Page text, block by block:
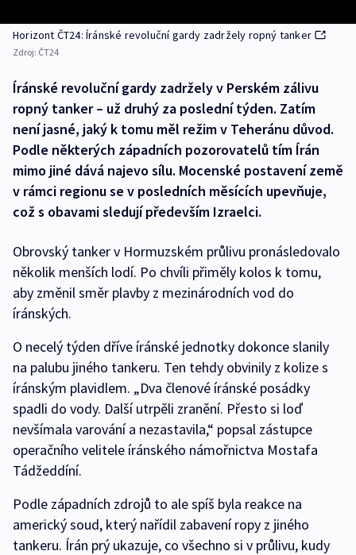
Horizont ČT24: Íránské revoluční gardy zadržely ropný tanker
Zdroj: ČT24
Íránské revoluční gardy zadržely v Perském zálivu
ropný tanker – už druhý za poslední týden. Zatím
není jasné, jaký k tomu měl režim v Teheránu důvod.
Podle některých západních pozorovatelů tím Írán
mimo jiné dává najevo sílu. Mocenské postavení země
v rámci regionu se v posledních měsících upevňuje,
což s obavami sledují především Izraelci.
Obrovský tanker v Hormuzském průlivu pronásledovalo
několik menších lodí. Po chvíli přiměly kolos k tomu,
aby změnil směr plavby z mezinárodních vod do
íránských.
O necelý týden dříve íránské jednotky dokonce slanily
na palubu jiného tankeru. Ten tehdy obvinily z kolize s
íránským plavidlem. „Dva členové íránské posádky
spadli do vody. Další utrpěli zranění. Přesto si loď
nevšímala varování a nezastavila,“ popsal zástupce
operačního velitele íránského námořnictva Mostafa
Tádžeddíní.
Podle západních zdrojů to ale spíš byla reakce na
americký soud, který nařídil zabavení ropy z jiného
tankeru. Írán prý ukazuje, co všechno si v průlivu, kudy